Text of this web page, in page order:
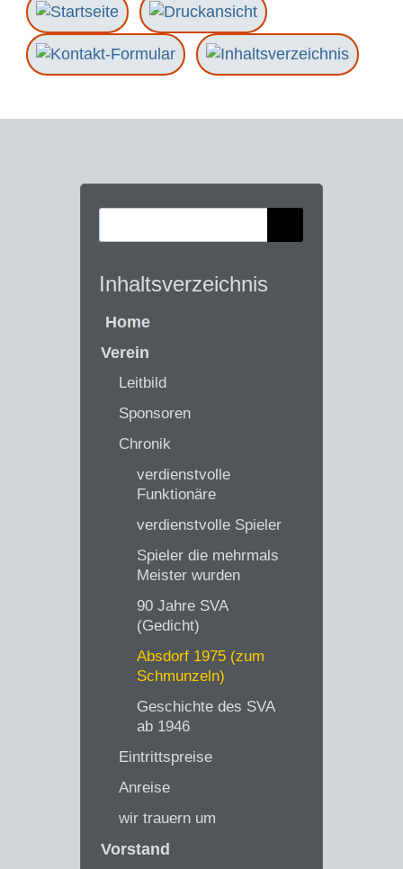
Inhaltsverzeichnis
Home
Verein
Leitbild
Sponsoren
Chronik
verdienstvolle
Funktionäre
verdienstvolle Spieler
Spieler die mehrmals
Meister wurden
90 Jahre SVA
(Gedicht)
Absdorf 1975 (zum
Schmunzeln)
Geschichte des SVA
ab 1946
Eintrittspreise
Anreise
wir trauern um
Vorstand